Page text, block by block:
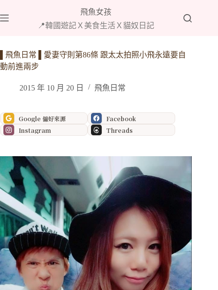
至
內
容
飛魚女孩
📍韓國遊記Ｘ美食生活Ｘ貓奴日記
▌飛魚日常 ▌愛妻守則第86條 跟太太拍照小飛永遠要自
動前進兩步
2015 年 10 月 20 日 飛魚日常
Google 偏好來源
Facebook
Instagram
Threads